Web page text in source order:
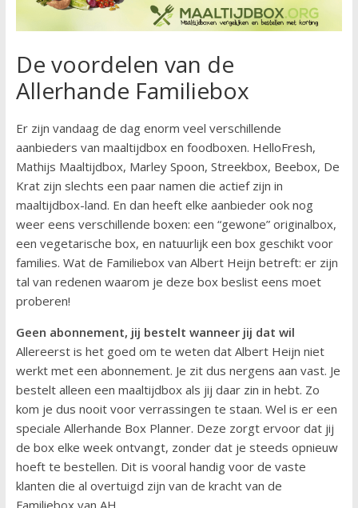
De voordelen van de
Allerhande Familiebox
Er zijn vandaag de dag enorm veel verschillende
aanbieders van maaltijdbox en foodboxen. HelloFresh,
Mathijs Maaltijdbox, Marley Spoon, Streekbox, Beebox, De
Krat zijn slechts een paar namen die actief zijn in
maaltijdbox-land. En dan heeft elke aanbieder ook nog
weer eens verschillende boxen: een “gewone” originalbox,
een vegetarische box, en natuurlijk een box geschikt voor
families. Wat de Familiebox van Albert Heijn betreft: er zijn
tal van redenen waarom je deze box beslist eens moet
proberen!
Geen abonnement, jij bestelt wanneer jij dat wil
Allereerst is het goed om te weten dat Albert Heijn niet
werkt met een abonnement. Je zit dus nergens aan vast. Je
bestelt alleen een maaltijdbox als jij daar zin in hebt. Zo
kom je dus nooit voor verrassingen te staan. Wel is er een
speciale Allerhande Box Planner. Deze zorgt ervoor dat jij
de box elke week ontvangt, zonder dat je steeds opnieuw
hoeft te bestellen. Dit is vooral handig voor de vaste
klanten die al overtuigd zijn van de kracht van de
Familiebox van AH.